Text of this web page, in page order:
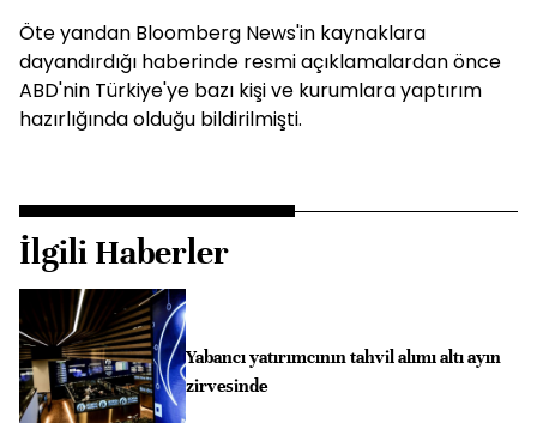
Öte yandan Bloomberg News'in kaynaklara
dayandırdığı haberinde resmi açıklamalardan önce
ABD'nin Türkiye'ye bazı kişi ve kurumlara yaptırım
hazırlığında olduğu bildirilmişti.
İlgili Haberler
Yabancı yatırımcının tahvil alımı altı ayın
zirvesinde